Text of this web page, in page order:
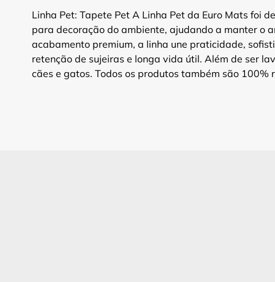
Linha Pet: Tapete Pet A Linha Pet da Euro Mats foi
para decoração do ambiente, ajudando a manter o
acabamento premium, a linha une praticidade,
retenção de sujeiras e longa vida útil. Além de ser
cães e gatos. Todos os produtos também são